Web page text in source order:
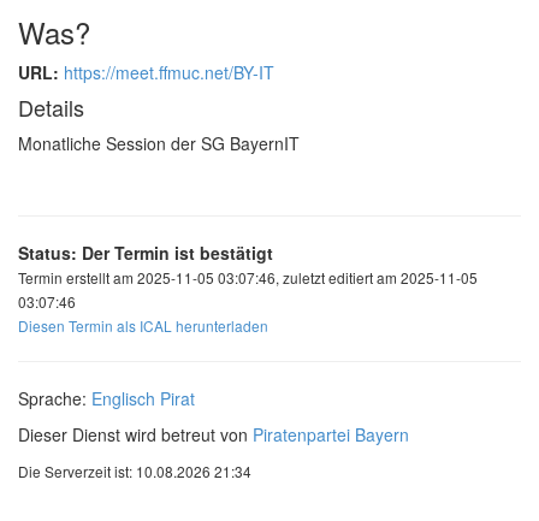
Was?
URL: https://meet.ffmuc.net/BY-IT
Details
Monatliche Session der SG BayernIT
Status: Der Termin ist bestätigt
Termin erstellt am 2025-11-05 03:07:46, zuletzt editiert am 2025-11-05
03:07:46
Diesen Termin als ICAL herunterladen
Sprache: Englisch Pirat
Dieser Dienst wird betreut von Piratenpartei Bayern
Die Serverzeit ist: 10.08.2026 21:34